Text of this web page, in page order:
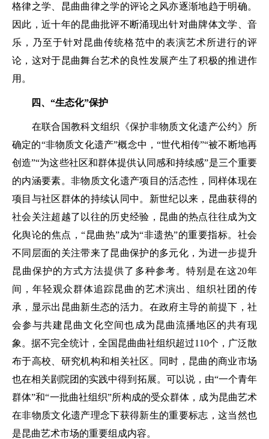
格律之学、昆曲曲律之学的评论之风亦逐渐地趋于明确。
因此，近十年的昆曲批评不断涌现出针对曲牌体文学、音
乐，乃至于针对昆曲传统格范中的表演艺术所进行的评
论，这对于昆曲舞台艺术的良性发展产生了积极的推进作
用。
四、“生态化”保护
在联合国教科文组织《保护非物质文化遗产公约》所
确定的“非物质文化遗产”概念中，“世代相传”“被不断地再
创造”“为这些社区和群体提供认同感和持续感”是三个重要
的内涵要素。非物质文化遗产项目的活态性，同样体现在
项目与社区群体的持续认同中。新世纪以来，昆曲获得的
社会关注超越了以往的历史经验，昆曲的热点往往成为文
化舆论的焦点，“昆曲热”成为“非遗热”的重要指标。社会
不同层面的关注带来了昆曲保护的多元化，为进一步提升
昆曲保护的方式方法提供了多种参考。特别是在这20年
间，年轻观众群体追踪昆曲的艺术演出、组织社团的传
承，显示出昆曲新生态的活力。在政府主导的前提下，社
会参与共建昆曲文化空间也成为昆曲流播地区的共有现
象。据不完全统计，全国昆曲曲社组织超过110个，广泛散
布于高校、研究机构和相关社区。同时，昆曲的商业市场
也在相关剧院团的实践中得到拓展。可以说，由“一个青年
群体”和“一批曲社组织”所构成的受众群体，成为昆曲艺术
在非物质文化遗产理念下获得新生的重要标志，这当然也
是昆曲艺术市场的重要组成内容。